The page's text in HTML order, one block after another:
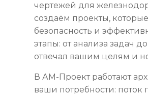
чертежей для
создаём проекты,
безопасность и
этапы: от анализа задач
отвечал вашим целям и
В АМ-Проект работают
ваши потребности: поток